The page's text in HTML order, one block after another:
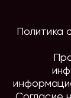
Политика